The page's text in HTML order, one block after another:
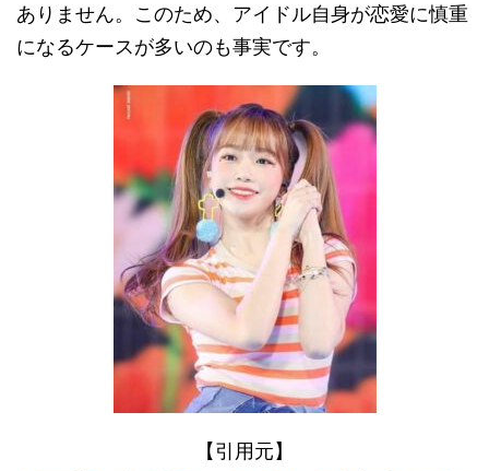
ありません。このため、アイドル自身が恋愛に慎重
になるケースが多いのも事実です。
【引用元】